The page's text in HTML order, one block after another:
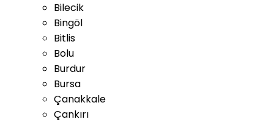
Bilecik
Bingöl
Bitlis
Bolu
Burdur
Bursa
Çanakkale
Çankırı